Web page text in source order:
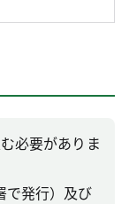
必要がありま
で発行）及び